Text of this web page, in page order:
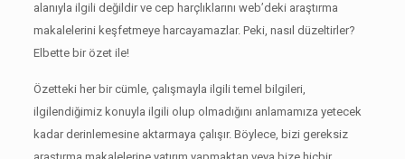
alanıyla ilgili değildir ve cep harçlıklarını web’deki araştırma
makalelerini keşfetmeye harcayamazlar. Peki, nasıl düzeltirler?
Elbette bir özet ile!
Özetteki her bir cümle, çalışmayla ilgili temel bilgileri,
ilgilendiğimiz konuyla ilgili olup olmadığını anlamamıza yetecek
kadar derinlemesine aktarmaya çalışır. Böylece, bizi gereksiz